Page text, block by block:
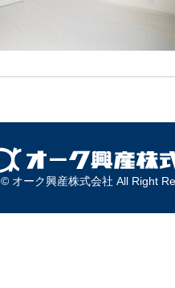
© オーク興産株式会社 All Right